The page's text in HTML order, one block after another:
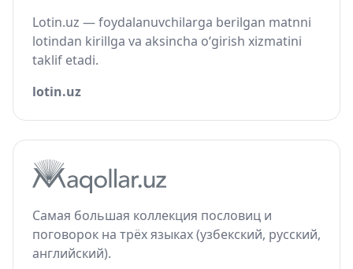
Lotin.uz — foydalanuvchilarga berilgan matnni
lotindan kirillga va aksincha o‘girish xizmatini
taklif etadi.
lotin.uz
Самая большая коллекция пословиц и
поговорок на трёх языках (узбекский, русский,
английский).